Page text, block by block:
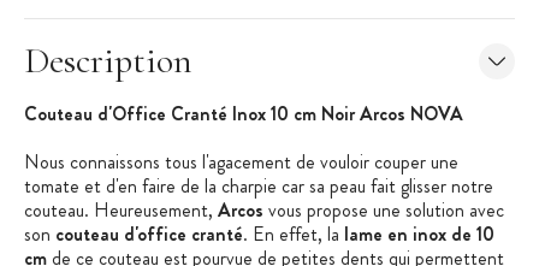
Description
Couteau d'Office Cranté Inox 10 cm Noir Arcos NOVA
Nous connaissons tous l'agacement de vouloir couper une
tomate et d'en faire de la charpie car sa peau fait glisser notre
couteau. Heureusement, Arcos vous propose une solution avec
son couteau d'office cranté. En effet, la lame en inox de 10
cm de ce couteau est pourvue de petites dents qui permettent